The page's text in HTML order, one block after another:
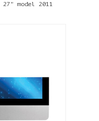
27" model 2011